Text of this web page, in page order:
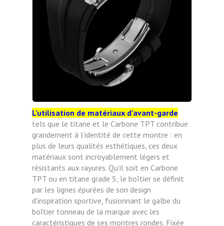
L’utilisation de matériaux d’avant-garde
tels que le titane et le Carbone TPT contribue
grandement à l’identité de cette montre : en
plus de leurs qualités esthétiques, ces deux
matériaux sont incroyablement légers et
résistants aux rayures. Qu’il soit en Carbone
TPT ou en titane grade 5, le boîtier se définit
par les lignes épurées de son design
d’inspiration sportive, fusionnant le galbe du
boîtier tonneau de la marque avec les
caractéristiques de ses montres rondes. Fixée